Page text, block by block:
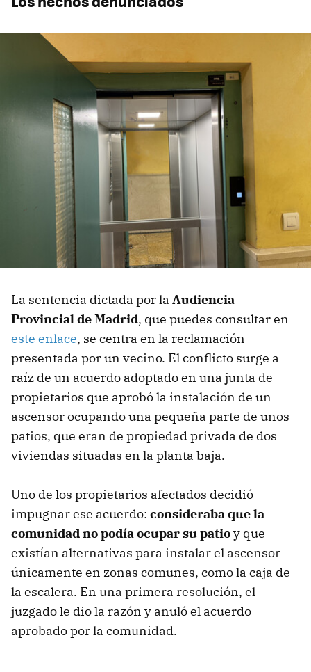
La sentencia dictada por la Audiencia
Provincial de Madrid, que puedes consultar en
este enlace, se centra en la reclamación
presentada por un vecino. El conflicto surge a
raíz de un acuerdo adoptado en una junta de
propietarios que aprobó la instalación de un
ascensor ocupando una pequeña parte de unos
patios, que eran de propiedad privada de dos
viviendas situadas en la planta baja.
Uno de los propietarios afectados decidió
impugnar ese acuerdo: consideraba que la
comunidad no podía ocupar su patioy que
existían alternativas para instalar el ascensor
únicamente en zonas comunes, como la caja de
la escalera. En una primera resolución, el
juzgado le dio la razón y anuló el acuerdo
aprobado por la comunidad.